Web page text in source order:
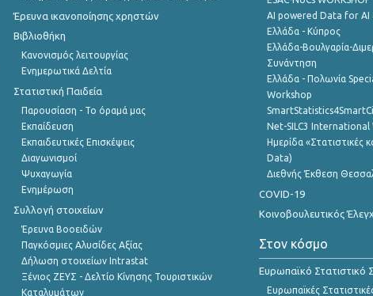
Έρευνα ικανοποίησης χρηστών
Βιβλιοθήκη
Κανονισμός λειτουργίας
Ενημερωτικά Δελτία
Στατιστική Παιδεία
Παρουσίαση - Το όραμά μας
Εκπαίδευση
Εκπαιδευτικές Επισκέψεις
Διαγωνισμοί
Ψυχαγωγία
Ενημέρωση
Συλλογή στοιχείων
Έρευνα Βοοειδών
Παγκόσμιες Αλυσίδες Αξίας
Δήλωση στοιχείων Intrastat
Ξένιος ΖΕΥΣ - Δελτίο Κίνησης Τουριστικών
Καταλυμάτων
AI powered Data for AI
Ελλάδα - Κύπρος
Ελλάδα-Βουλγαρία-
Συνάντηση
Ελλάδα - Πολωνία
Workshop
Net-SILC3
Ημερίδα «Στατιστικές
Data)
Διεθνής Έκθεση
COVID-19
Κοινοβουλευτικός
Στον κόσμο
Ευρωπαϊκό Στατιστικό
Ευρωπαϊκές